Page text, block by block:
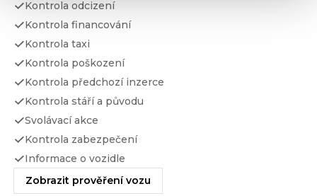
Kontrola odcizení
Kontrola financování
Kontrola taxi
Kontrola poškození
Kontrola předchozí inzerce
Kontrola stáří a původu
Svolávací akce
Kontrola zabezpečení
Informace o vozidle
Zobrazit prověření vozu